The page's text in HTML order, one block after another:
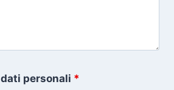
personali *